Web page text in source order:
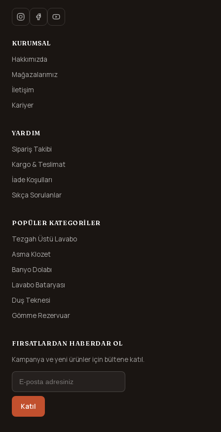
KURUMSAL
Hakkımızda
Mağazalarımız
İletişim
Kariyer
YARDIM
Sipariş Takibi
Kargo & Teslimat
İade Koşulları
Sıkça Sorulanlar
POPÜLER KATEGORILER
Tezgah Üstü Lavabo
Asma Klozet
Banyo Dolabı
Lavabo Bataryası
Duş Teknesi
Gömme Rezervuar
FIRSATLARDAN HABERDAR OL
Kampanya ve yeni ürünler için bültene katıl.
Katıl